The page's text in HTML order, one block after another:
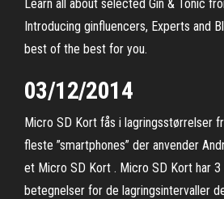
Learn all about selected Gin & Tonic
Introducing ginfluencers, Experts and
best of the best for you.
03/12/2014
Micro SD Kort fås i lagringsstørrelser
fleste ”smartphones” der anvender
et Micro SD Kort . Micro SD Kort har
betegnelser for de lagringsintervaller